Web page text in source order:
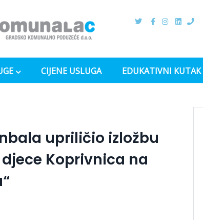
CIJENE USLUGA EDUKATIVNI KUTAK
upriličio izložbu
Koprivnica na